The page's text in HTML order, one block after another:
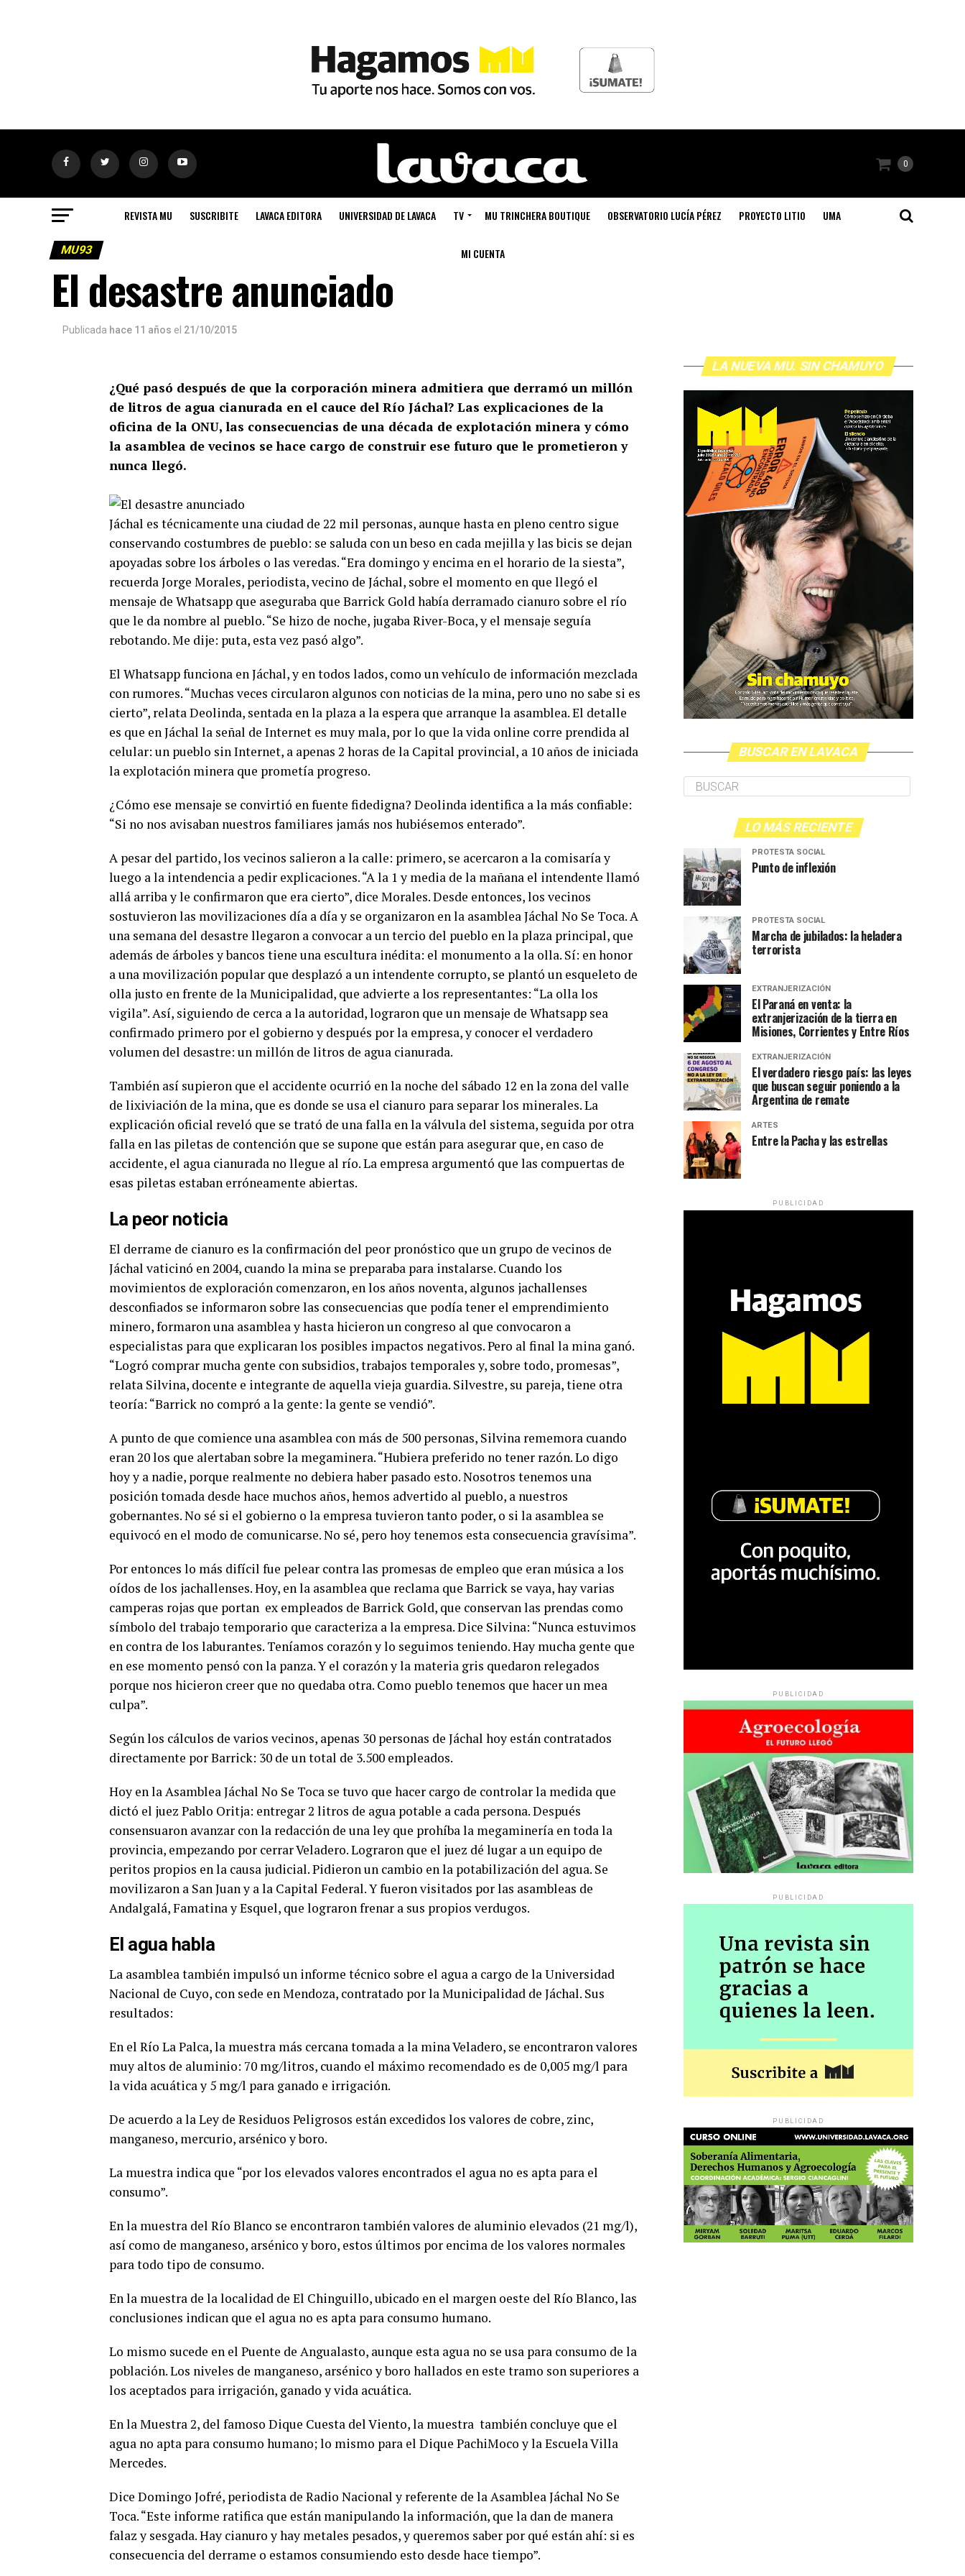
0
REVISTA MU SUSCRIBITE LAVACA EDITORA UNIVERSIDAD DE LAVACA TV MU TRINCHERA BOUTIQUE OBSERVATORIO LUCÍA PÉREZ PROYECTO LITIO UMA
MI CUENTA
MU93
El desastre anunciado
Publicada hace 11 años el 21/10/2015
¿Qué pasó después de que la corporación minera admitiera que derramó un millón
de litros de agua cianurada en el cauce del Río Jáchal? Las explicaciones de la
oficina de la ONU, las consecuencias de una década de explotación minera y cómo
la asamblea de vecinos se hace cargo de construir ese futuro que le prometieron y
nunca llegó.
Jáchal es técnicamente una ciudad de 22 mil personas, aunque hasta en pleno centro sigue
conservando costumbres de pueblo: se saluda con un beso en cada mejilla y las bicis se dejan
apoyadas sobre los árboles o las veredas. “Era domingo y encima en el horario de la siesta”,
recuerda Jorge Morales, periodista, vecino de Jáchal, sobre el momento en que llegó el
mensaje de Whatsapp que aseguraba que Barrick Gold había derramado cianuro sobre el río
que le da nombre al pueblo. “Se hizo de noche, jugaba River-Boca, y el mensaje seguía
rebotando. Me dije: puta, esta vez pasó algo”.
El Whatsapp funciona en Jáchal, y en todos lados, como un vehículo de información mezclada
con rumores. “Muchas veces circularon algunos con noticias de la mina, pero uno no sabe si es
cierto”, relata Deolinda, sentada en la plaza a la espera que arranque la asamblea. El detalle
es que en Jáchal la señal de Internet es muy mala, por lo que la vida online corre prendida al
celular: un pueblo sin Internet, a apenas 2 horas de la Capital provincial, a 10 años de iniciada
la explotación minera que prometía progreso.
¿Cómo ese mensaje se convirtió en fuente fidedigna? Deolinda identifica a la más confiable:
“Si no nos avisaban nuestros familiares jamás nos hubiésemos enterado”.
A pesar del partido, los vecinos salieron a la calle: primero, se acercaron a la comisaría y
luego a la intendencia a pedir explicaciones. “A la 1 y media de la mañana el intendente llamó
allá arriba y le confirmaron que era cierto”, dice Morales. Desde entonces, los vecinos
sostuvieron las movilizaciones día a día y se organizaron en la asamblea Jáchal No Se Toca. A
una semana del desastre llegaron a convocar a un tercio del pueblo en la plaza principal, que
además de árboles y bancos tiene una escultura inédita: el monumento a la olla. Sí: en honor
a una movilización popular que desplazó a un intendente corrupto, se plantó un esqueleto de
olla justo en frente de la Municipalidad, que advierte a los representantes: “La olla los
vigila”. Así, siguiendo de cerca a la autoridad, lograron que un mensaje de Whatsapp sea
confirmado primero por el gobierno y después por la empresa, y conocer el verdadero
volumen del desastre: un millón de litros de agua cianurada.
También así supieron que el accidente ocurrió en la noche del sábado 12 en la zona del valle
de lixiviación de la mina, que es donde se usa el cianuro para separar los minerales. La
explicación oficial reveló que se trató de una falla en la válvula del sistema, seguida por otra
falla en las piletas de contención que se supone que están para asegurar que, en caso de
accidente, el agua cianurada no llegue al río. La empresa argumentó que las compuertas de
esas piletas estaban erróneamente abiertas.
La peor noticia
El derrame de cianuro es la confirmación del peor pronóstico que un grupo de vecinos de
Jáchal vaticinó en 2004, cuando la mina se preparaba para instalarse. Cuando los
movimientos de exploración comenzaron, en los años noventa, algunos jachallenses
desconfiados se informaron sobre las consecuencias que podía tener el emprendimiento
minero, formaron una asamblea y hasta hicieron un congreso al que convocaron a
especialistas para que explicaran los posibles impactos negativos. Pero al final la mina ganó.
“Logró comprar mucha gente con subsidios, trabajos temporales y, sobre todo, promesas”,
relata Silvina, docente e integrante de aquella vieja guardia. Silvestre, su pareja, tiene otra
teoría: “Barrick no compró a la gente: la gente se vendió”.
A punto de que comience una asamblea con más de 500 personas, Silvina rememora cuando
eran 20 los que alertaban sobre la megaminera. “Hubiera preferido no tener razón. Lo digo
hoy y a nadie, porque realmente no debiera haber pasado esto. Nosotros tenemos una
posición tomada desde hace muchos años, hemos advertido al pueblo, a nuestros
gobernantes. No sé si el gobierno o la empresa tuvieron tanto poder, o si la asamblea se
equivocó en el modo de comunicarse. No sé, pero hoy tenemos esta consecuencia gravísima”.
Por entonces lo más difícil fue pelear contra las promesas de empleo que eran música a los
oídos de los jachallenses. Hoy, en la asamblea que reclama que Barrick se vaya, hay varias
camperas rojas que portan ex empleados de Barrick Gold, que conservan las prendas como
símbolo del trabajo temporario que caracteriza a la empresa. Dice Silvina: “Nunca estuvimos
en contra de los laburantes. Teníamos corazón y lo seguimos teniendo. Hay mucha gente que
en ese momento pensó con la panza. Y el corazón y la materia gris quedaron relegados
porque nos hicieron creer que no quedaba otra. Como pueblo tenemos que hacer un mea
culpa”.
Según los cálculos de varios vecinos, apenas 30 personas de Jáchal hoy están contratados
directamente por Barrick: 30 de un total de 3.500 empleados.
Hoy en la Asamblea Jáchal No Se Toca se tuvo que hacer cargo de controlar la medida que
dictó el juez Pablo Oritja: entregar 2 litros de agua potable a cada persona. Después
consensuaron avanzar con la redacción de una ley que prohíba la megaminería en toda la
provincia, empezando por cerrar Veladero. Lograron que el juez dé lugar a un equipo de
peritos propios en la causa judicial. Pidieron un cambio en la potabilización del agua. Se
movilizaron a San Juan y a la Capital Federal. Y fueron visitados por las asambleas de
Andalgalá, Famatina y Esquel, que lograron frenar a sus propios verdugos.
El agua habla
La asamblea también impulsó un informe técnico sobre el agua a cargo de la Universidad
Nacional de Cuyo, con sede en Mendoza, contratado por la Municipalidad de Jáchal. Sus
resultados:
En el Río La Palca, la muestra más cercana tomada a la mina Veladero, se encontraron valores
muy altos de aluminio: 70 mg/litros, cuando el máximo recomendado es de 0,005 mg/l para
la vida acuática y 5 mg/l para ganado e irrigación.
De acuerdo a la Ley de Residuos Peligrosos están excedidos los valores de cobre, zinc,
manganeso, mercurio, arsénico y boro.
La muestra indica que “por los elevados valores encontrados el agua no es apta para el
consumo”.
En la muestra del Río Blanco se encontraron también valores de aluminio elevados (21 mg/l),
así como de manganeso, arsénico y boro, estos últimos por encima de los valores normales
para todo tipo de consumo.
En la muestra de la localidad de El Chinguillo, ubicado en el margen oeste del Río Blanco, las
conclusiones indican que el agua no es apta para consumo humano.
Lo mismo sucede en el Puente de Angualasto, aunque esta agua no se usa para consumo de la
población. Los niveles de manganeso, arsénico y boro hallados en este tramo son superiores a
los aceptados para irrigación, ganado y vida acuática.
En la Muestra 2, del famoso Dique Cuesta del Viento, la muestra también concluye que el
agua no apta para consumo humano; lo mismo para el Dique PachiMoco y la Escuela Villa
Mercedes.
Dice Domingo Jofré, periodista de Radio Nacional y referente de la Asamblea Jáchal No Se
Toca.“Este informe ratifica que están manipulando la información, que la dan de manera
falaz y sesgada. Hay cianuro y hay metales pesados, y queremos saber por qué están ahí: si es
consecuencia del derrame o estamos consumiendo esto desde hace tiempo”.
LA NUEVA MU. SIN CHAMUYO
BUSCAR EN LAVACA
LO MÁS RECIENTE
PROTESTA SOCIAL
Punto de inflexión
PROTESTA SOCIAL
Marcha de jubilados: la heladera
terrorista
EXTRANJERIZACIÓN
El Paraná en venta: la
extranjerización de la tierra en
Misiones, Corrientes y Entre Ríos
EXTRANJERIZACIÓN
El verdadero riesgo país: las leyes
que buscan seguir poniendo a la
Argentina de remate
ARTES
Entre la Pacha y las estrellas
PUBLICIDAD
PUBLICIDAD
PUBLICIDAD
PUBLICIDAD